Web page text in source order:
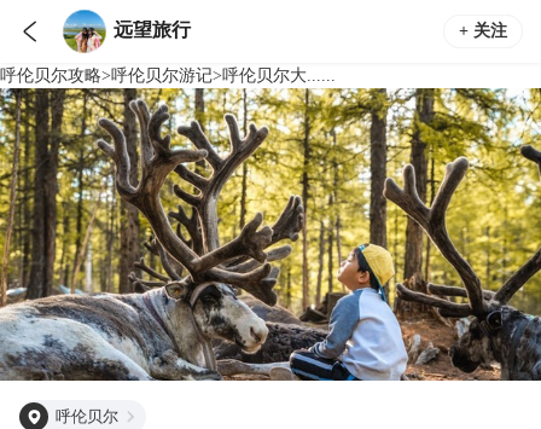
 远望旅行 + 关注
呼伦贝尔攻略>呼伦贝尔游记>呼伦贝尔大......
呼伦贝尔